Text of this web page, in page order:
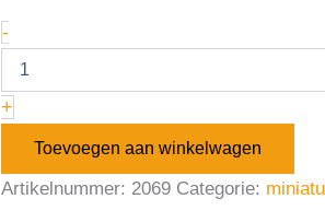
-
+
Toevoegen aan winkelwagen
Artikelnummer: 2069 Categorie: